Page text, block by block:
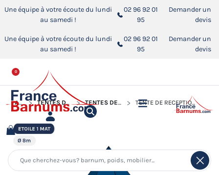
Une équipe à votre écoute du lundi
au samedi !
02 96 92 01
95
Demander un
devis
Une équipe à votre écoute du lundi
au samedi !
02 96 92 01
95
Demander un
devis
0
ACCUEIL TENTES DE RÉCEPTION - CHAPITEAUX TENTES DE RÉCEPTION - TENTES ÉTOILE TENTE DE RÉCEPTION - TENTE ÉTOILE BLEUE Ø8M AVEC PACK FENÊTRES